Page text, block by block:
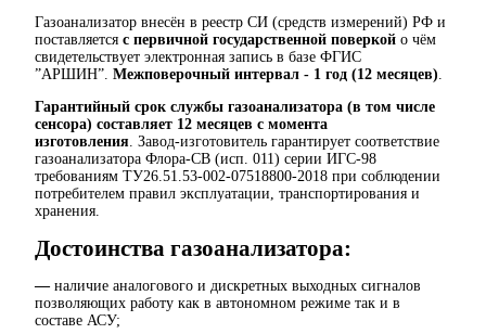
Газоанализатор внесён в реестр СИ (средств измерений) РФ и
поставляется с первичной государственной поверкой о чём
свидетельствует электронная запись в базе ФГИС
”АРШИН”. Межповерочный интервал - 1 год (12 месяцев).
Гарантийный срок службы газоанализатора (в том числе
сенсора) составляет 12 месяцев с момента
изготовления. Завод-изготовитель гарантирует соответствие
газоанализатора Флора-СВ (исп. 011) серии ИГС-98
требованиям ТУ26.51.53-002-07518800-2018 при соблюдении
потребителем правил эксплуатации, транспортирования и
хранения.
Достоинства газоанализатора:
— наличие аналогового и дискретных выходных сигналов
позволяющих работу как в автономном режиме так и в
составе АСУ;